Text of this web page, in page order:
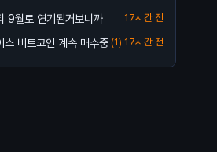
9월로 연기된거보니까 17시간 전
스 비트코인 계속 매수중 (1) 17시간 전